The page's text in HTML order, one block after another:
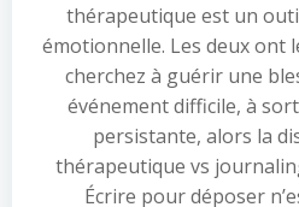
thérapeutique est un
émotionnelle. Les deux ont
cherchez à guérir une
événement difficile, à
persistante, alors la
thérapeutique vs
Écrire pour déposer